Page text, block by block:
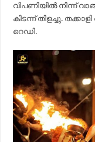
വിപണിയിൽ നിന്ന്
കിടന്ന് തിളച്ചു.
റെഡി.